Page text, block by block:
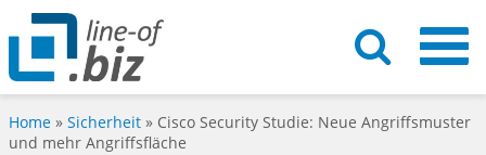
Home » Sicherheit » Cisco Security Studie: Neue Angriffsmuster
und mehr Angriffsfläche